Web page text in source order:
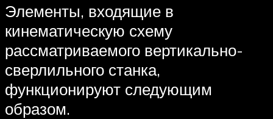
Элементы, входящие в
кинематическую схему
рассматриваемого вертикально-
сверлильного станка,
функционируют следующим
образом.